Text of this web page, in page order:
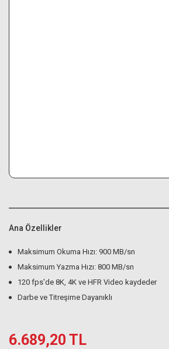
Ana Özellikler
Maksimum Okuma Hızı: 900 MB/sn
Maksimum Yazma Hızı: 800 MB/sn
120 fps'de 8K, 4K ve HFR Video kaydeder
Darbe ve Titreşime Dayanıklı
6.689,20 TL